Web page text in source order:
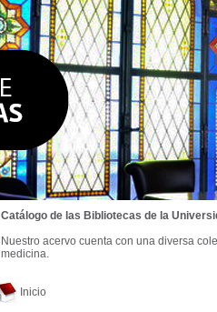
Inicio
Catálogo de las Bibliotecas de la
Nuestro acervo cuenta con una diversa
medicina.